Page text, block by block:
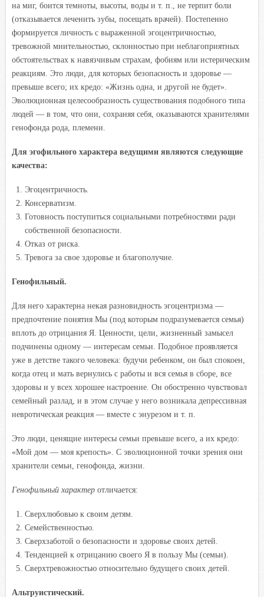
на миг, боится темноты, высоты, воды и т. п., не терпит боли
(отказывается леченить зубы, посещать врачей). Постепенно
формируется личность с выраженной эгоцентричностью,
тревожной мнительностью, склонностью при неблагоприятных
обстоятельствах к навязчивым страхам, фобиям или истерическим
реакциям. Это люди, для которых безопасность и здоровье —
превыше всего; их кредо: «Жизнь одна, и другой не будет».
Эволюционная целесообразность существования подобного типа
людей — в том, что они, сохраняя себя, оказываются хранителями
генофонда рода, племени.
Для эгофильного характера ведущими являются следующие
качества:
Эгоцентричность.
Консерватизм.
Готовность поступиться социальными потребностями ради
собственной безопасности.
Отказ от риска.
Тревога за свое здоровье и благополучие.
Генофильный.
Для него характерна некая разновидность эгоцентризма —
предпочтение понятия Мы (под которым подразумевается семья)
вплоть до отрицания Я. Ценности, цели, жизненный замысел
подчинены одному — интересам семьи. Подобное проявляется
уже в детстве такого человека: будучи ребенком, он был спокоен,
когда отец и мать вернулись с работы и вся семья в сборе, все
здоровы и у всех хорошее настроение. Он обостренно чувствовал
семейный разлад, и в этом случае у него возникала депрессивная
невротическая реакция — вместе с энурезом и т. п.
Это люди, ценящие интересы семьи превыше всего, а их кредо:
«Мой дом — моя крепость». С эволюционной точки зрения они
хранители семьи, генофонда, жизни.
Генофильный характер отличается:
Сверхлюбовью к своим детям.
Семейственностью.
Сверхзаботой о безопасности и здоровье своих детей.
Тенденцией к отрицанию своего Я в пользу Мы (семьи).
Сверхтревожностью относительно будущего своих детей.
Альтруистический.